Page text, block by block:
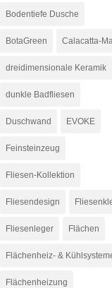
Bodentiefe Dusche
BotaGreen Calacatta-
dreidimensionale Keramik
dunkle Badfliesen
Duschwand EVOKE
Feinsteinzeug
Fliesen-Kollektion
Fliesendesign
Fliesenleger Flächen
Flächenheiz- &
Flächenheizung